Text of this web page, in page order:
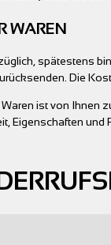
WAREN
spätestens
Die
ist von Ihnen
Eigenschaften